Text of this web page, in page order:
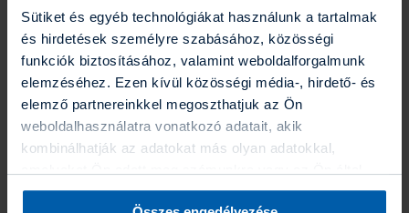
Sütiket és egyéb technológiákat használunk a tartalmak
és hirdetések személyre szabásához, közösségi
funkciók biztosításához, valamint weboldalforgalmunk
elemzéséhez. Ezen kívül közösségi média-, hirdető- és
elemző partnereinkkel megoszthatjuk az Ön
weboldalhasználatra vonatkozó adatait, akik
kombinálhatják az adatokat más olyan adatokkal,
használt más szolgáltatásokból gyűjtöttek. A “Részletek
Anyagi védelem vállalkozásoknak, egyszerű, online
díjkalkulációval.
Befektetések
Eszközalapok
Grafikonrajzoló
Portfólió varázsló
Fenntarthatóság
Az UNIQA-ról
Az UNIQA-ról